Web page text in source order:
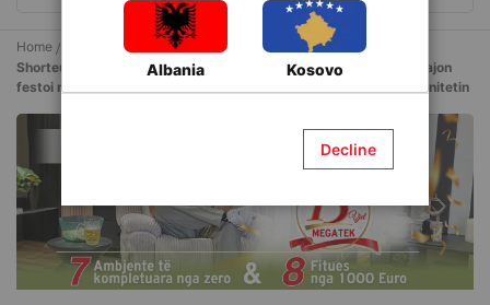
Home
Shorteu i Madh "15 Vite Megatek" - Hipermarketi më i madh në rajon
festoi me plot dhurata, fitues dhe më shumë angazhim për komunitetin
Albania Kosovo
Decline